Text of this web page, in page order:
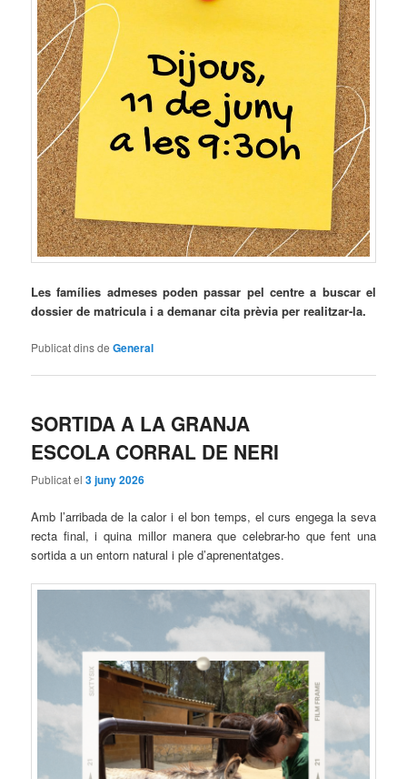
Les famílies admeses poden passar pel centre a buscar el
dossier de matricula i a demanar cita prèvia per realitzar-la.
Publicat dins de General
SORTIDA A LA GRANJA
ESCOLA CORRAL DE NERI
Publicat el3 juny 2026
Amb l’arribada de la calor i el bon temps, el curs engega la seva
recta final, i quina millor manera que celebrar-ho que fent una
sortida a un entorn natural i ple d’aprenentatges.